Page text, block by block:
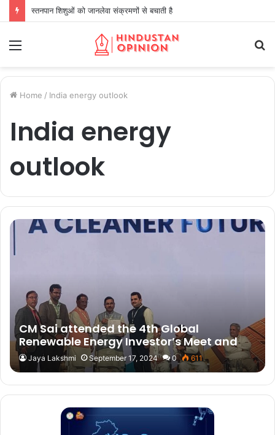
स्तनपान शिशुओं को जानलेवा संक्रमणों से बचाती है
Home / India energy outlook
India energy
outlook
CM Sai attended the 4th Global
Renewable Energy Investor’s Meet and
Expo
Jaya Lakshmi September 17, 2024 0 611